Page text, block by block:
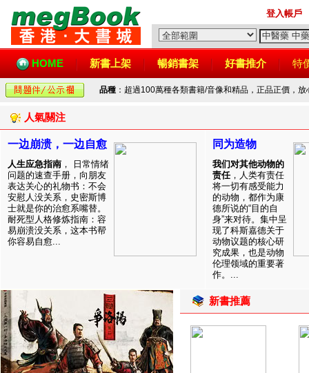
登入帳戶
HOME 新書上架 暢銷書架 好書推介 特
品種 ：超過100萬種各類書籍/音像和精品，正品正價，
人氣關注
一边崩溃，一边自愈
人生应急指南 ， 日常情绪
问题的速查手册，向朋友
表达关心的礼物书：不会
安慰人没关系，史密斯博
士就是你的治愈系嘴替。
耐死型人格修炼指南：容
易崩溃没关系，这本书帮
你容易自愈...
同为造物
我们对其他动物的
责任，人类有责任
将一切有感受能力
的动物，都作为康
德所说的“目的自
身”来对待。集中呈
现了科斯嘉德关于
动物议题的核心研
究成果，也是动物
伦理领域的重要著
作。...
新書推薦